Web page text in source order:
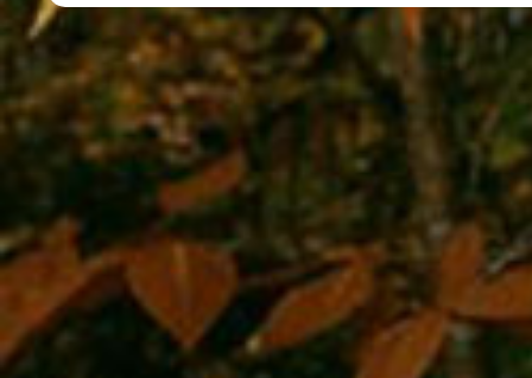
Напомним, что тигрица Санда попала в руки
года. Тигренка в возрасте 9–10 месяцев, регулярно
Горноводное Ольгинского района Приморского
2020 года. Истощённое животное поместили в Центр
тигров и других редких животных в с. Алексеевка для
временной передержки. Все расходы на
взял на себяцентр «Амурский тигр»
За год специалисты подготовили тигрёнка к жизни в
отработанной методике Санду учили охотиться на
а также правильно реагировать на присутствие
в тайгу стало лишь вопросом времени, связанным с
тигрицей оптимального возраста для этого.
По решению Росприроднадзора Санду выпустят в
Амурской области (более точные географические
разглашаются в интересах безопасности
мае 2019 года, в Амурской области были выпущены
Елена, также воспитанные в Центре реабилитации